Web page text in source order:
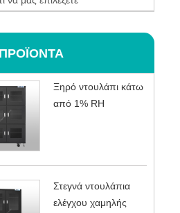
Ξηρό ντουλάπι κάτω
από 1% RH
Στεγνά ντουλάπια
ελέγχου χαμηλής